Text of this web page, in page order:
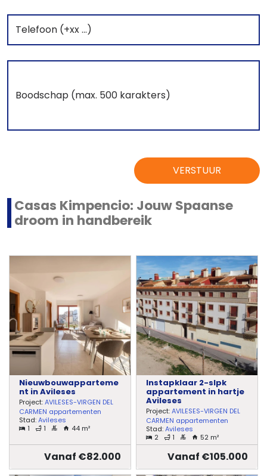
VERSTUUR
Casas Kimpencio: Jouw Spaanse
droom in handbereik
Nieuwbouwapparteme
nt in Avileses
Project:AVILESES-VIRGEN DEL
CARMEN appartementen
Stad:Avileses
1
1 44 m²
Vanaf €82.000
Instapklaar 2-slpk
appartement in hartje
Avileses
Project:AVILESES-VIRGEN DEL
CARMEN appartementen
Stad:Avileses
2
1 52 m²
Vanaf €105.000